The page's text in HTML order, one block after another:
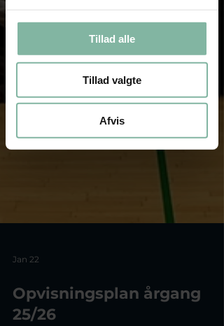
Tillad alle
Tillad valgte
Afvis
Opvisningsplan årgang